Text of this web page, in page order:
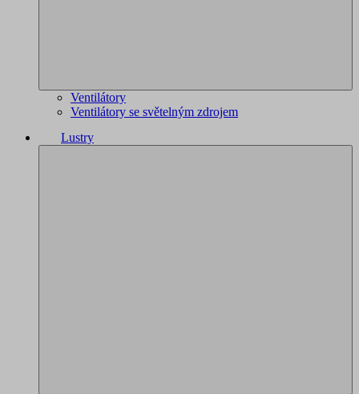
Ventilátory
Ventilátory se světelným zdrojem
Lustry